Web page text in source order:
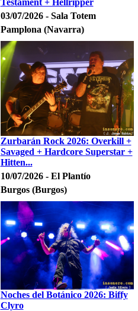
Testament + Hellripper
03/07/2026 - Sala Totem
Pamplona (Navarra)
Zurbarán Rock 2026: Overkill +
Savaged + Hardcore Superstar +
Hitten...
10/07/2026 - El Plantío
Burgos (Burgos)
Noches del Botánico 2026: Biffy
Clyro